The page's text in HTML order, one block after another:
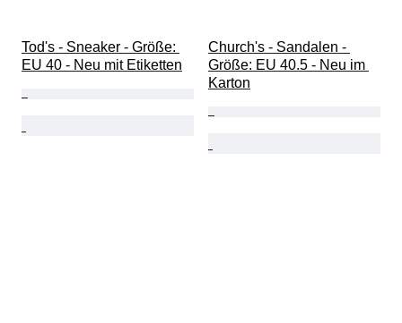
Tod's - Sneaker - Größe:
EU 40 - Neu mit Etiketten
Church's - Sandalen -
Größe: EU 40.5 - Neu im
Karton